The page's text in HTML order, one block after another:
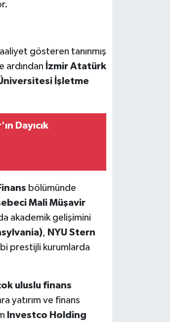
gösteren tanınmış
ardından İzmir Atatürk
İşletme
Dayıcık
bölümünde
Mali Müşavir
da akademik gelişimini
, NYU Stern
prestijli kurumlarda
uluslu finans
yatırım ve finans
Investco Holding